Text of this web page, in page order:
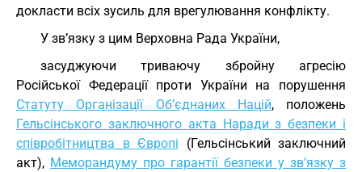
докласти всіх зусиль для врегулювання конфлікту.
У зв’язку з цим Верховна Рада України,
засуджуючи триваючу збройну агресію
Російської Федерації проти України на порушення
Статуту Організації Об’єднаних Націй, положень
Гельсінського заключного акта Наради з безпеки і
співробітництва в Європі (Гельсінський заключний
акт), Меморандуму про гарантії безпеки у зв’язку з